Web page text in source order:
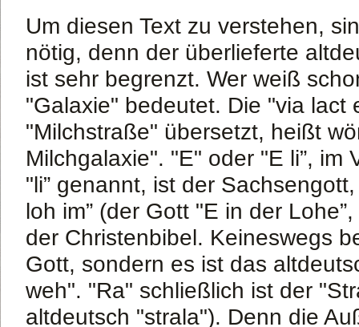
Um diesen Text zu verstehen,
nötig, denn der überlieferte
ist sehr begrenzt. Wer weiß
"Galaxie" bedeutet. Die "via lact
"Milchstraße" übersetzt, heißt
Milchgalaxie". "E" oder "E li”, im
"li” genannt, ist der
loh im” (der Gott "E in der
der Christenbibel. Keineswegs
Gott, sondern es ist das
weh". "Ra" schließlich ist der
altdeutsch "strala"). Denn die